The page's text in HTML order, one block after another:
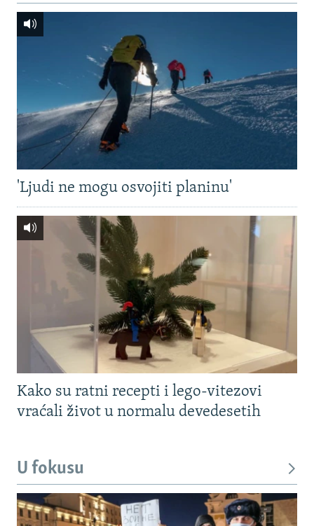
'Ljudi ne mogu osvojiti planinu'
Kako su ratni recepti i lego-vitezovi
vraćali život u normalu devedesetih
U fokusu